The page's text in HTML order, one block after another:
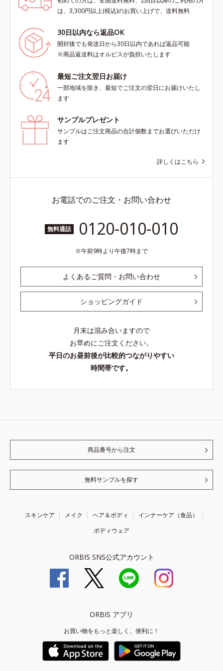
は、3,300円以上(税込)のお買い上げで、送料無料
30日以内なら返品OK
開封後でも発送日から30日以内であれば返品可能
※商品返送料はオルビスが負担いたします
最短ご注文翌日お届け
一部地域を除き、最短でご注文の翌日にお届けいたし
ます
サンプルプレゼント
サンプルはご注文商品の合計個数までお選びいただけ
ます
詳しくはこちら
お電話でのご注文・お問い合わせ
無料通話 0120-010-010
午前9時より午後7時まで
よくあるご質問・お問い合わせ
ショッピングガイド
月末は混み合いますので
お早めにご注文ください。
平日のお昼前後が比較的つながりやすい
時間帯です。
商品番号から注文
無料サンプルを探す
スキンケア メイク ヘア＆ボディ
インナーケア（食品）
ボディウェア
ORBIS SNS公式アカウント
ORBIS アプリ
お買い物をもっと楽しく、便利に！